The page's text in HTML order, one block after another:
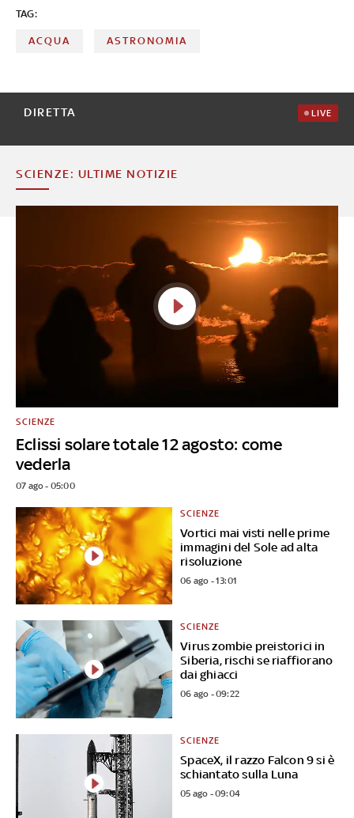
TAG:
ACQUA ASTRONOMIA
DIRETTA LIVE
SCIENZE: ULTIME NOTIZIE
Eclissi solare totale 12 agosto: come
vederla
SCIENZE
07 ago - 05:00
Vortici mai visti nelle prime
immagini del Sole ad alta
risoluzione
SCIENZE
06 ago - 13:01
Virus zombie preistorici in
Siberia, rischi se riaffiorano
dai ghiacci
SCIENZE
06 ago - 09:22
SpaceX, il razzo Falcon 9 si è
schiantato sulla Luna
SCIENZE
05 ago - 09:04